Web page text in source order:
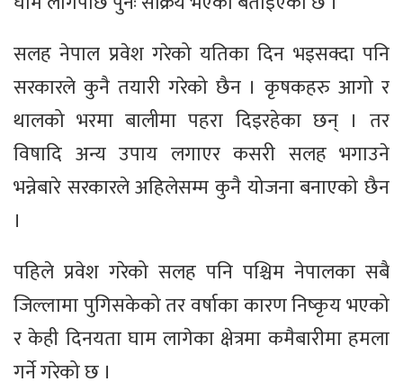
सलह नेपाल प्रवेश गरेको यतिका दिन भइसक्दा पनि
सरकारले कुनै तयारी गरेको छैन । कृषकहरु आगो र
थालको भरमा बालीमा पहरा दिइरहेका छन् । तर
विषादि अन्य उपाय लगाएर कसरी सलह भगाउने
भन्नेबारे सरकारले अहिलेसम्म कुनै योजना बनाएको छैन
।
पहिले प्रवेश गरेको सलह पनि पश्चिम नेपालका सबै
जिल्लामा पुगिसकेको तर वर्षाका कारण निष्कृय भएको
र केही दिनयता घाम लागेका क्षेत्रमा कमैबारीमा हमला
गर्ने गरेको छ ।